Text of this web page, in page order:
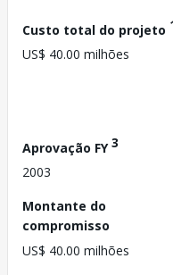
Custo total do projeto
US$ 40.00 milhões
Aprovação FY3
2003
Montante do
compromisso
US$ 40.00 milhões